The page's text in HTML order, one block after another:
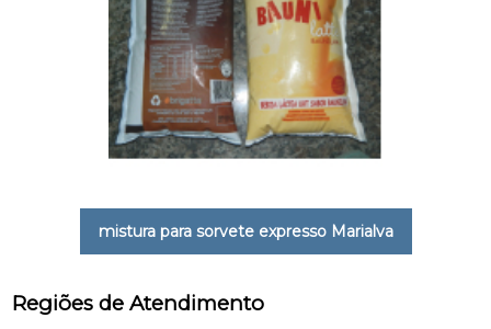
mistura para sorvete expresso Marialva
Regiões de Atendimento